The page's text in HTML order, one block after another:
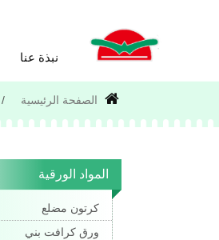
نبذة عنا
الصفحة الرئيسية
المواد الورقية
كرتون مضلع
ورق كرافت بني